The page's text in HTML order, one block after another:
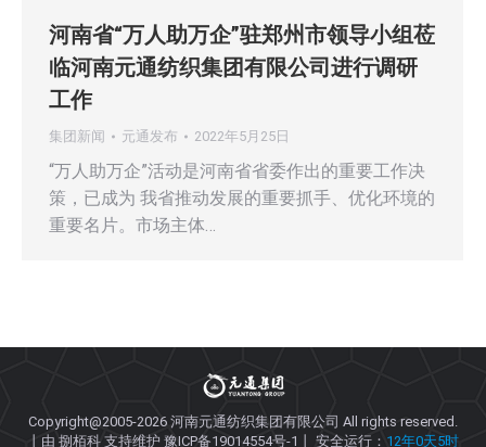
河南省“万人助万企”驻郑州市领导小组莅
临河南元通纺织集团有限公司进行调研
工作
集团新闻 元通发布 2022年5月25日
“万人助万企”活动是河南省省委作出的重要工作决
策，已成为 我省推动发展的重要抓手、优化环境的
重要名片。市场主体…
Copyright@2005-2026 河南元通纺织集团有限公司 All rights reserved.
丨由 捌栢科 支持维护 豫ICP备19014554号-1 丨 安全运行： 12年0天5时